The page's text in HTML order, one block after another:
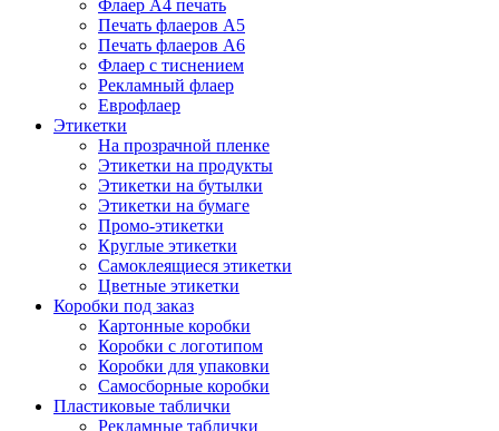
Флаер А4 печать
Печать флаеров А5
Печать флаеров А6
Флаер с тиснением
Рекламный флаер
Еврофлаер
Этикетки
На прозрачной пленке
Этикетки на продукты
Этикетки на бутылки
Этикетки на бумаге
Промо-этикетки
Круглые этикетки
Самоклеящиеся этикетки
Цветные этикетки
Коробки под заказ
Картонные коробки
Коробки с логотипом
Коробки для упаковки
Самосборные коробки
Пластиковые таблички
Рекламные таблички